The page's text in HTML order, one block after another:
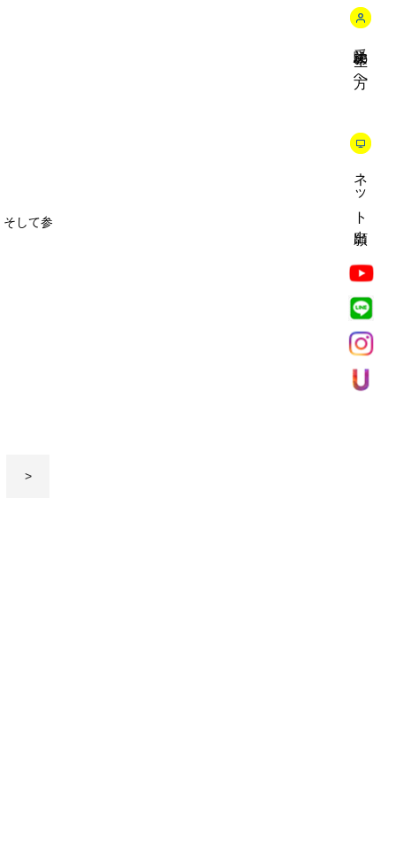
して参
>
受験生の方へ
ネット出願